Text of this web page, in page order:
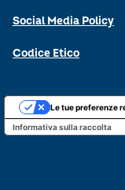
Social Media Policy
Codice Etico
Informativa sulla raccolta
Le tue preferenze